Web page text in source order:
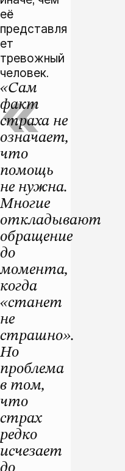
её
представля
ет
тревожный
человек.
«Сам
факт
страха не
означает,
что
помощь
не нужна.
Многие
откладывают
обращение
до
момента,
когда
«станет
не
страшно».
Но
проблема
в том,
что
страх
редко
исчезает